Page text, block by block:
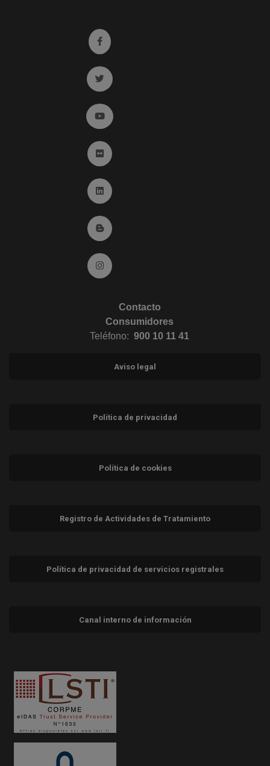
Ir a facebook (abre en ventana nueva)
Ir a twitter (abre en ventana nueva)
Ir a YouTube (abre en ventana nueva)
Ir a Flickr (abre en ventana nueva)
Ir a Linkedin (abre en ventana nueva)
Ir al Blog (abre en ventana nueva)
Ir a Instagram (abre en ventana nueva)
Contacto
Consumidores
Teléfono: 900 10 11 41
Aviso legal
Política de privacidad
Política de cookies
Registro de Actividades de Tratamiento
Política de privacidad de servicios registrales
Canal interno de información